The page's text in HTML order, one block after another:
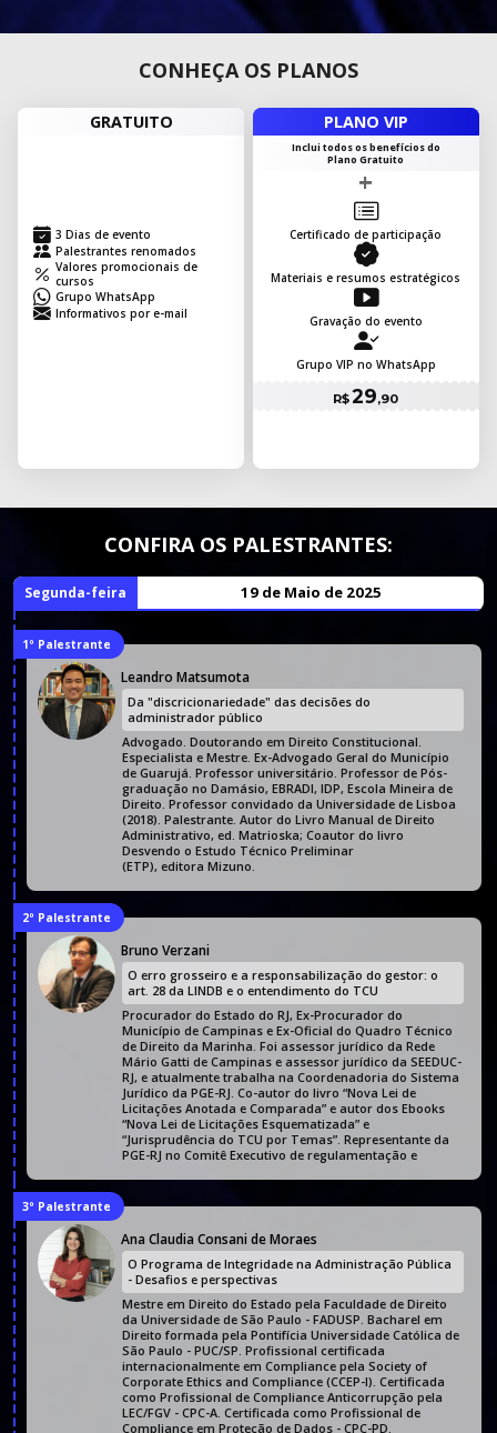
CONHEÇA OS PLANOS
GRATUITO
3 Dias de evento
Palestrantes renomados
Valores promocionais de
cursos
Grupo WhatsApp
Informativos por e-mail
PLANO VIP
Inclui todos os benefícios do
Plano Gratuito
Certificado de participação
Materiais e resumos estratégicos
Gravação do evento
Grupo VIP no WhatsApp
R$29,90
CONFIRA OS PALESTRANTES:
Segunda-feira 19 de Maio de 2025
1º Palestrante
Leandro Matsumota
Da "discricionariedade" das decisões do
administrador público
Advogado. Doutorando em Direito Constitucional.
Especialista e Mestre. Ex-Advogado Geral do Município
de Guarujá. Professor universitário. Professor de Pós-
graduação no Damásio, EBRADI, IDP, Escola Mineira de
Direito. Professor convidado da Universidade de Lisboa
(2018). Palestrante. Autor do Livro Manual de Direito
Administrativo, ed. Matrioska; Coautor do livro
Desvendo o Estudo Técnico Preliminar
(ETP), editora Mizuno.
2º Palestrante
Bruno Verzani
O erro grosseiro e a responsabilização do gestor: o
art. 28 da LINDB e o entendimento do TCU
Procurador do Estado do RJ, Ex-Procurador do
Município de Campinas e Ex-Oficial do Quadro Técnico
de Direito da Marinha. Foi assessor jurídico da Rede
Mário Gatti de Campinas e assessor jurídico da SEEDUC-
RJ, e atualmente trabalha na Coordenadoria do Sistema
Jurídico da PGE-RJ. Co-autor do livro “Nova Lei de
Licitações Anotada e Comparada” e autor dos Ebooks
“Nova Lei de Licitações Esquematizada” e
“Jurisprudência do TCU por Temas”. Representante da
PGE-RJ no Comitê Executivo de regulamentação e
3º Palestrante
Ana Claudia Consani de Moraes
O Programa de Integridade na Administração Pública
- Desafios e perspectivas
Mestre em Direito do Estado pela Faculdade de Direito
da Universidade de São Paulo - FADUSP. Bacharel em
Direito formada pela Pontifícia Universidade Católica de
São Paulo - PUC/SP. Profissional certificada
internacionalmente em Compliance pela Society of
Corporate Ethics and Compliance (CCEP-I). Certificada
como Profissional de Compliance Anticorrupção pela
LEC/FGV - CPC-A. Certificada como Profissional de
Compliance em Proteção de Dados - CPC-PD.